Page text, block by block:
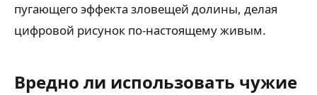
пугающего эффекта зловещей долины, делая
цифровой рисунок по-настоящему живым.
Вредно ли использовать чужие